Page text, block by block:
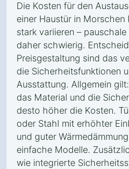
Die Kosten für den
einer Haustür in Morschen
stark variieren –
daher schwierig.
Preisgestaltung sind das
die Sicherheitsfunktionen
Ausstattung. Allgemein
das Material und die
desto höher die Kosten.
oder Stahl mit erhöhter
und guter
einfache Modelle.
wie integrierte